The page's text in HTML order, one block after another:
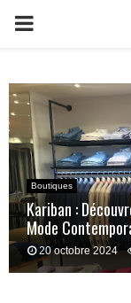
PRIMARY
Boutiques
Kariban :
Mode
20 octobre 2024